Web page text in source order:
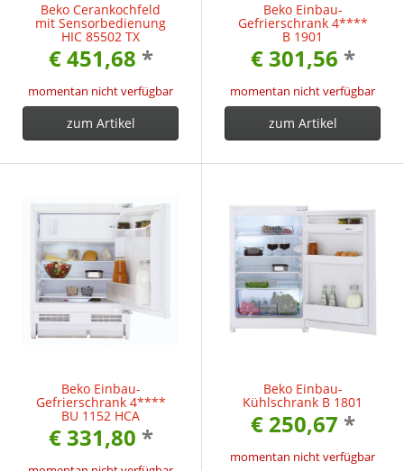
Beko Cerankochfeld
mit Sensorbedienung
HIC 85502 TX
€ 451,68 *
momentan nicht verfügbar
zum Artikel
Beko Einbau-
Gefrierschrank 4****
B 1901
€ 301,56 *
momentan nicht verfügbar
zum Artikel
Beko Einbau-
Gefrierschrank 4****
BU 1152 HCA
€ 331,80 *
Beko Einbau-
Kühlschrank B 1801
€ 250,67 *
momentan nicht verfügbar